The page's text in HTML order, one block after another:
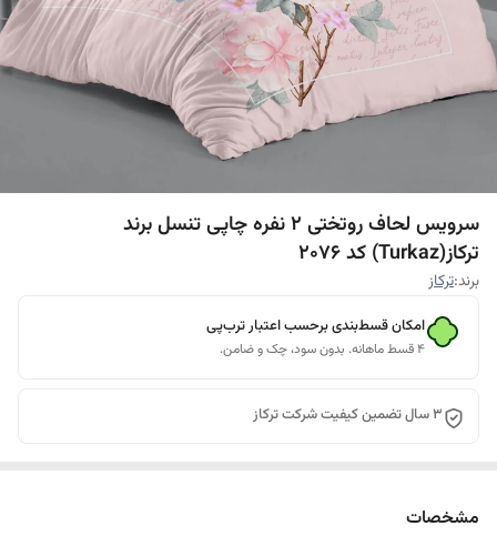
سرویس لحاف روتختی 2 نفره چاپی تنسل برند
ترکاز(Turkaz) کد 2076
برند:ترکاز
امکان قسط‌بندی برحسب اعتبار ترب‌پی
۴ قسط ماهانه. بدون سود، چک و ضامن.
3 سال تضمین کیفیت شرکت ترکاز
مشخصات